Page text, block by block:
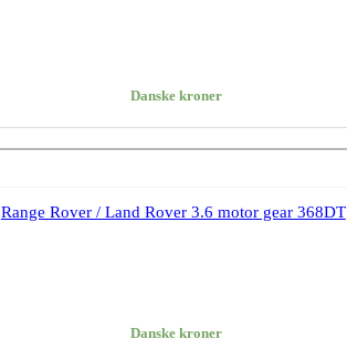
Danske kroner
Range Rover / Land Rover 3.6 motor gear 368DT
Danske kroner